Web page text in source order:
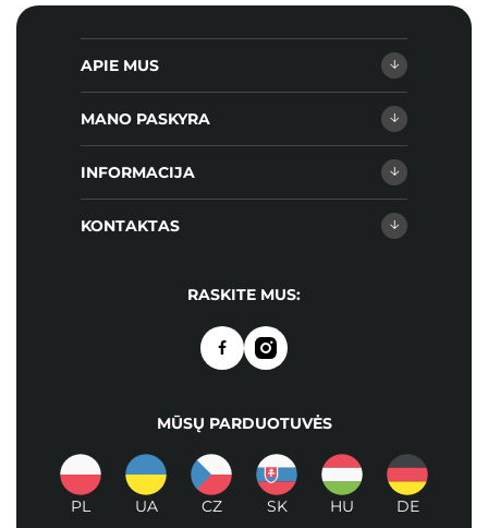
APIE MUS
MANO PASKYRA
INFORMACIJA
KONTAKTAS
RASKITE MUS:
MŪSŲ PARDUOTUVĖS
PL UA CZ SK HU DE